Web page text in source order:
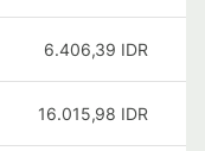
6.406,39 IDR
16.015,98 IDR